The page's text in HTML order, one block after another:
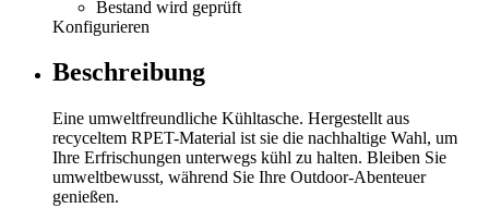
Bestand wird geprüft
Konfigurieren
Beschreibung
Eine umweltfreundliche Kühltasche. Hergestellt aus
recyceltem RPET-Material ist sie die nachhaltige Wahl, um
Ihre Erfrischungen unterwegs kühl zu halten. Bleiben Sie
umweltbewusst, während Sie Ihre Outdoor-Abenteuer
genießen.